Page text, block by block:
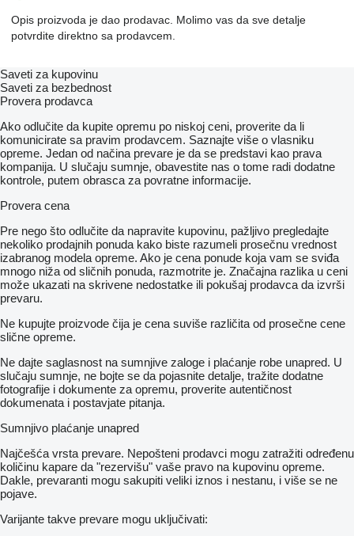
Opis proizvoda je dao prodavac. Molimo vas da sve detalje
potvrdite direktno sa prodavcem.
Saveti za kupovinu
Saveti za bezbednost
Provera prodavca
Ako odlučite da kupite opremu po niskoj ceni, proverite da li
komunicirate sa pravim prodavcem. Saznajte više o vlasniku
opreme. Jedan od načina prevare je da se predstavi kao prava
kompanija. U slučaju sumnje, obavestite nas o tome radi dodatne
kontrole, putem obrasca za povratne informacije.
Provera cena
Pre nego što odlučite da napravite kupovinu, pažljivo pregledajte
nekoliko prodajnih ponuda kako biste razumeli prosečnu vrednost
izabranog modela opreme. Ako je cena ponude koja vam se sviđa
mnogo niža od sličnih ponuda, razmotrite je. Značajna razlika u ceni
može ukazati na skrivene nedostatke ili pokušaj prodavca da izvrši
prevaru.
Ne kupujte proizvode čija je cena suviše različita od prosečne cene
slične opreme.
Ne dajte saglasnost na sumnjive zaloge i plaćanje robe unapred. U
slučaju sumnje, ne bojte se da pojasnite detalje, tražite dodatne
fotografije i dokumente za opremu, proverite autentičnost
dokumenata i postavjate pitanja.
Sumnjivo plaćanje unapred
Najčešća vrsta prevare. Nepošteni prodavci mogu zatražiti određenu
količinu kapare da "rezervišu" vaše pravo na kupovinu opreme.
Dakle, prevaranti mogu sakupiti veliki iznos i nestanu, i više se ne
pojave.
Varijante takve prevare mogu uključivati: